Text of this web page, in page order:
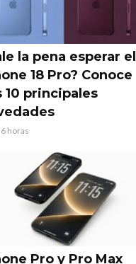
la pena esperar el
18 Pro? Conoce
10 principales
horas
Pro y Pro Max